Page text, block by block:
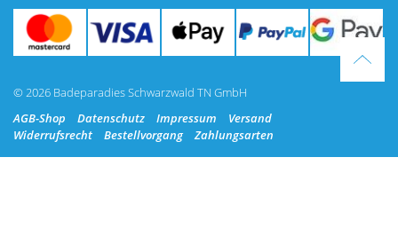
© 2026 Badeparadies Schwarzwald TN GmbH
AGB-Shop
Datenschutz Impressum
Versand
Widerrufsrecht
Bestellvorgang Zahlungsarten